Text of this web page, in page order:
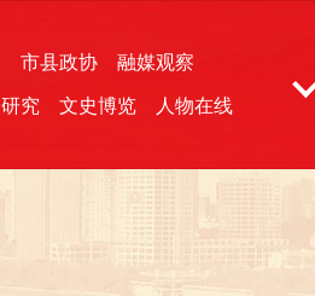
市县政协 融媒观察
究 文史博览 人物在线